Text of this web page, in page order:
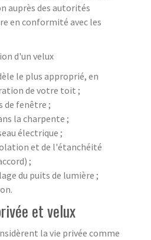
auprès des autorités
en conformité avec les
d'un velux
le plus approprié, en
de votre toit ;
de fenêtre ;
la charpente ;
électrique ;
et de l'étanchéité
;
du puits de lumière ;
et velux
la vie privée comme